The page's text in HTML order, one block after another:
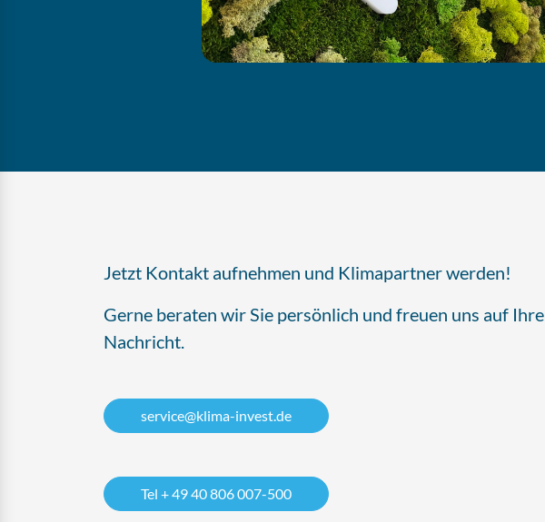
Jetzt Kontakt aufnehmen und Klimapartner werden!
Gerne beraten wir Sie persönlich und freuen uns auf Ihre
Nachricht.
service@klima-invest.de
Tel + 49 40 806 007-500